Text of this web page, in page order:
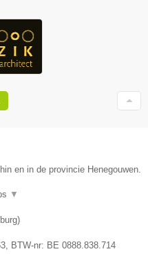
en in de provincie Henegouwen.
▼
)
, BTW-nr: BE 0888.838.714